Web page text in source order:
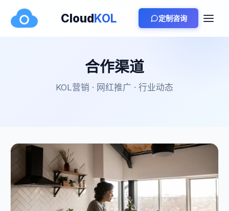
CloudKOL 定制咨询
合作渠道
KOL营销 · 网红推广 · 行业动态